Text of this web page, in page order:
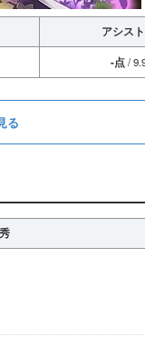
アシス
-点/
る